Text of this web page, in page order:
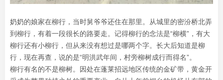
奶奶的娘家在柳行，当时舅爷爷还住在那里。从城里的密汾桥北弄
到柳行，有着一段很长的路要走。记得柳行的念法是“柳横”，有大
柳行还有小柳行，但从来没有想过是哪两个字。长大后知道是柳
行，现在再查，说的是“明洪武年间，村旁柳树成行而得名”。
柳行有名的不是柳树。因处在蓬莱招远地区传统的金矿带，黄金开